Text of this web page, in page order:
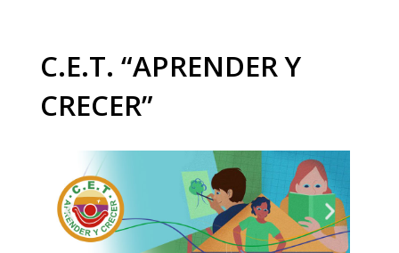
C.E.T. “APRENDER Y
CRECER”